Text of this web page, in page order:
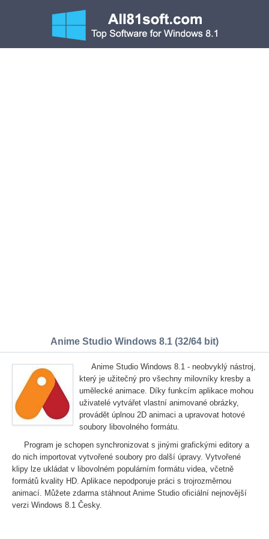
Anime Studio Windows 8.1 (32/64 bit)
Anime Studio Windows 8.1 - neobvyklý nástroj,
který je užitečný pro všechny milovníky kresby a
umělecké animace. Díky funkcím aplikace mohou
uživatelé vytvářet vlastní animované obrázky,
provádět úplnou 2D animaci a upravovat hotové
soubory libovolného formátu.
Program je schopen synchronizovat s jinými grafickými editory a
do nich importovat vytvořené soubory pro další úpravy. Vytvořené
klipy lze ukládat v libovolném populárním formátu videa, včetně
formátů kvality HD. Aplikace nepodporuje práci s trojrozměrnou
animací. Můžete zdarma stáhnout Anime Studio oficiální nejnovější
verzi Windows 8.1 Česky.